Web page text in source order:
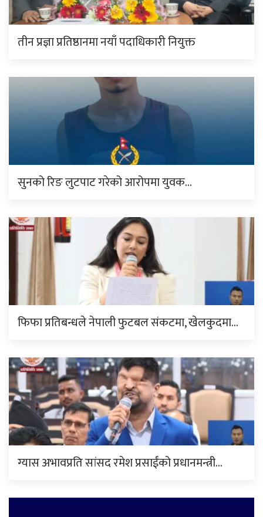
तीन प्रज्ञा प्रतिष्ठानमा नयाँ पदाधिकारी नियुक्त
सुनको रिङ लुटपाट गरेको आरोपमा युवक…
फिफा प्रतिबन्धले नेपाली फुटबल संकटमा, खेलकुदमा…
ग्यास अभावप्रति सांसद रमेश प्रसाईंको प्रधानमन्त्री…